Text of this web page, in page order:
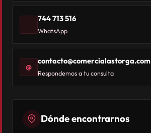
744 713 516
WhatsApp
@
contacto@comercialastorga.com
Respondemos a tu consulta
Dónde encontrarnos